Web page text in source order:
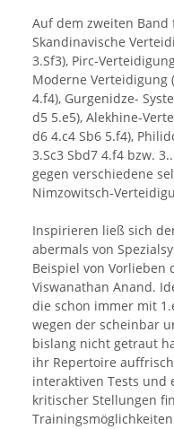
Auf dem zweiten Band
Skandinavische
3.Sf3), Pirc-
Moderne Verteidigung
4.f4), Gurgenidze-
d5 5.e5), Alekhine-
d6 4.c4 Sb6 5.f4),
3.Sc3 Sbd7 4.f4 bzw.
gegen verschiedene
Nimzowitsch-
Inspirieren ließ sich
abermals von
Beispiel von Vorlieben
Viswanathan Anand.
die schon immer mit
wegen der scheinbar
bislang nicht getraut
ihr Repertoire
interaktiven Tests und
kritischer Stellungen